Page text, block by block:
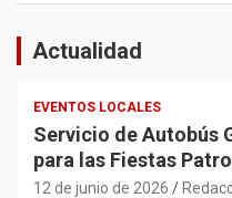
Actualidad
EVENTOS LOCALES
Servicio de Autobús
para las Fiestas
12 de junio de 2026